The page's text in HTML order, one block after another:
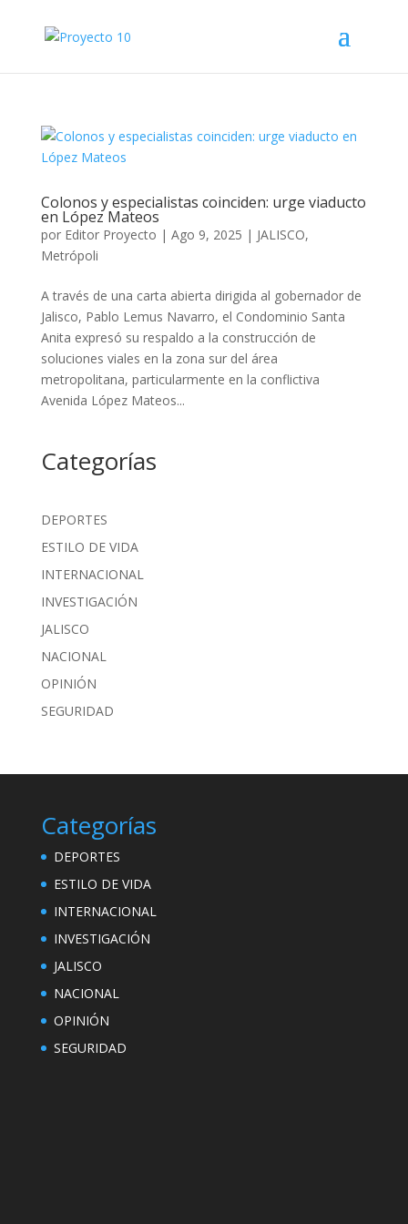
Colonos y especialistas coinciden: urge viaducto
en López Mateos
por Editor Proyecto | Ago 9, 2025 | JALISCO,
Metrópoli
A través de una carta abierta dirigida al gobernador de
Jalisco, Pablo Lemus Navarro, el Condominio Santa
Anita expresó su respaldo a la construcción de
soluciones viales en la zona sur del área
metropolitana, particularmente en la conflictiva
Avenida López Mateos...
Categorías
DEPORTES
ESTILO DE VIDA
INTERNACIONAL
INVESTIGACIÓN
JALISCO
NACIONAL
OPINIÓN
SEGURIDAD
Categorías
DEPORTES
ESTILO DE VIDA
INTERNACIONAL
INVESTIGACIÓN
JALISCO
NACIONAL
OPINIÓN
SEGURIDAD